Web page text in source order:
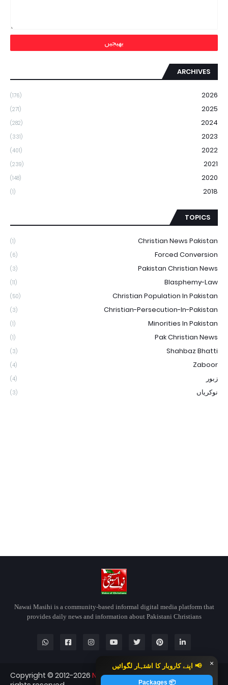
× 📢 اپنے کاروبار کا اشتہار لگوائیں
📦 Packages
ARCHIVES
2026
(176)
2025
(271)
2024
(282)
2023
(331)
2022
(401)
2021
(239)
2020
(148)
2018
(1)
TOPICS
Christian News Pakistan
(1)
Forced Conversion
(6)
Pakistan Christian News
(3)
Blasphemy-Law
(11)
Christian Population In Pakistan
(50)
Christian-Persecution-In-Pakistan
(3)
Minorities In Pakistan
(1)
Pak Christian News
(1)
Shahbaz Bhatti
(3)
Zaboor
(4)
زبور (4)
نوکریاں (3)
Nawai Masihi is a community-based informal digital media platform that
provides daily news and information about Pakistani Christians
Copyright © 2012-2026 Nawai MasihiNawai Masihi — All